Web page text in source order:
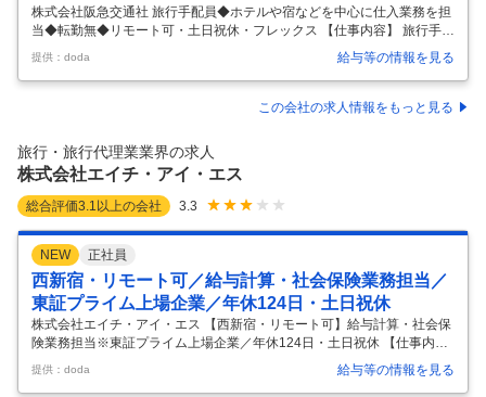
株式会社阪急交通社 旅行手配員◆ホテルや宿などを中心に仕入業務を担
当◆転勤無◆リモート可・土日祝休・フレックス 【仕事内容】 旅行手配
員◆ホテルや宿などを中心に仕入業務を担当◆転勤無◆リモート可・土
日祝休・フレックス 【具体的な仕事内容】 【旅行業界経験を活かしなが
ら働き方改善年休125日／土日祝休／フレックス勤務／リモート可／阪
急阪神HDグループ】 【仕事の内容】 企業団体や教育旅行などを担当す
せします。お客様の一生の思い出となる旅行を支える、非常に重要なお
仕事です。全国のホテル・旅館との調整や価格交渉を行い、営業担当と
連携しな…
提供：doda 給与等の情報を見る
この会社の求人情報をもっと見る
旅行・旅行代理業業界の求人
株式会社エイチ・アイ・エス
総合評価3.1 以上の会社 3.3
NEW 正社員
西新宿・リモート可／給与計算・社会保険業務担当／
東証プライム上場企業／年休124日・土日祝休
株式会社エイチ・アイ・エス 【西新宿・リモート可】給与計算・社会保
険業務担当※東証プライム上場企業／年休124日・土日祝休 【仕事内
容】 【西新宿・リモート可】給与計算・社会保険業務担当※東証プライ
ム上場企業／年休124日・土日祝休 【具体的な仕事内容】 【東証プライ
提供：doda 給与等の情報を見る